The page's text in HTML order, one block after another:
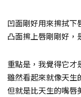
凹面剛好用來擦拭下
凸面擦上唇剛剛好，
重點是，我覺得它
雖然看起來就像天生
但就是比天生的嘴唇